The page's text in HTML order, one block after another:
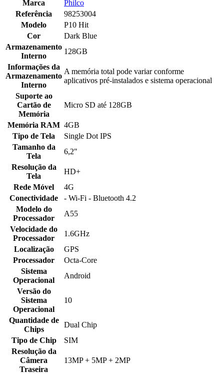
Marca
Philco
Referência
98253004
Modelo
P10 Hit
Cor
Dark Blue
Armazenamento
Interno
128GB
Informações da
Armazenamento
Interno
A memória total pode variar conforme
aplicativos pré-instalados e sistema operacional
Suporte ao
Cartão de
Memória
Micro SD até 128GB
Memória RAM 4GB
Tipo de Tela
Single Dot IPS
Tamanho da
Tela
6,2"
Resolução da
Tela
HD+
Rede Móvel
4G
Conectividade
- Wi-Fi - Bluetooth 4.2
Modelo do
Processador
A55
Velocidade do
Processador
1.6GHz
Localização
GPS
Processador
Octa-Core
Sistema
Operacional
Android
Versão do
Sistema
Operacional
10
Quantidade de
Chips
Dual Chip
Tipo de Chip
SIM
Resolução da
Câmera
Traseira
13MP + 5MP + 2MP